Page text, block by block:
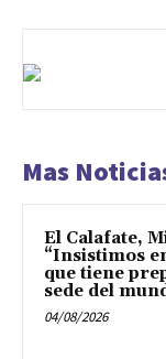
Mas
El Calafate,
“Insistimos
que tiene
sede del
04/08/2026